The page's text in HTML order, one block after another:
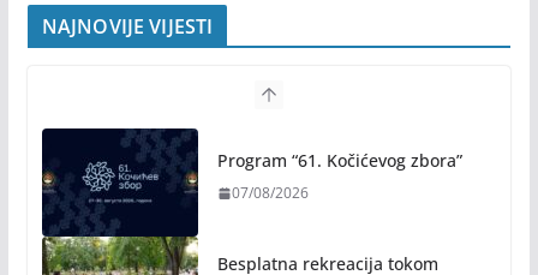
NAJNOVIJE VIJESTI
Program “61. Kočićevog zbora”
07/08/2026
Besplatna rekreacija tokom